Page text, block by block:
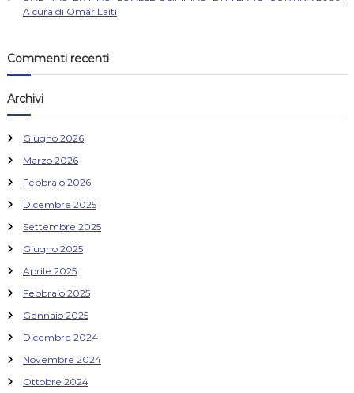
A cura di Omar Laiti
Commenti recenti
Archivi
Giugno 2026
Marzo 2026
Febbraio 2026
Dicembre 2025
Settembre 2025
Giugno 2025
Aprile 2025
Febbraio 2025
Gennaio 2025
Dicembre 2024
Novembre 2024
Ottobre 2024